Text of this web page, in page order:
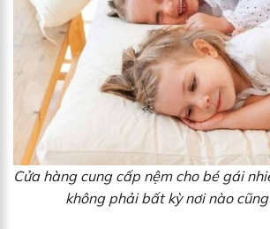
Cửa hàng cung cấp nệm cho bé gái
không phải bất kỳ nơi nào